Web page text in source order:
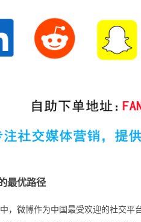
最优路径
，微博作为中国最受欢迎的社交平